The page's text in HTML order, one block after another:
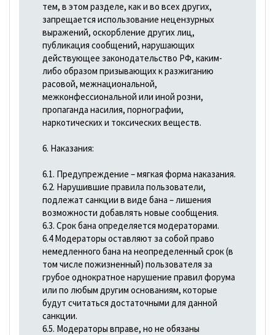
тем, в этом разделе, как и во всех других,
запрещается использование нецензурных
выражений, оскорбление других лиц,
публикация сообщений, нарушающих
действующее законодательство РФ, каким-
либо образом призывающих к разжиганию
расовой, межнациональной,
межконфессиональной или иной розни,
пропаганда насилия, порнографии,
наркотических и токсических веществ.
6. Наказания:
6.1. Предупреждение – мягкая форма наказания.
6.2. Нарушившие правила пользователи,
подлежат санкции в виде бана – лишения
возможности добавлять новые сообщения.
6.3. Срок бана определяется модераторами.
6.4 Модераторы оставляют за собой право
немедленного бана на неопределенный срок (в
том числе пожизненный) пользователя за
грубое однократное нарушение правил форума
или по любым другим основаниям, которые
будут считаться достаточными для данной
санкции.
6.5. Модераторы вправе, но не обязаны